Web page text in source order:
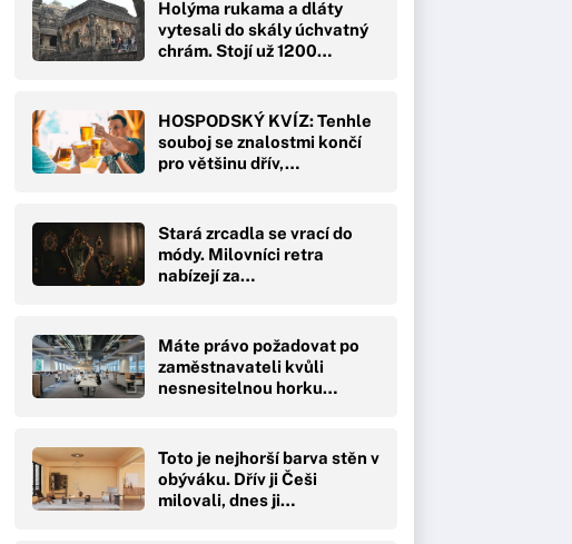
Holýma rukama a dláty
vytesali do skály úchvatný
chrám. Stojí už 1200…
HOSPODSKÝ KVÍZ: Tenhle
souboj se znalostmi končí
pro většinu dřív,…
Stará zrcadla se vrací do
módy. Milovníci retra
nabízejí za…
Máte právo požadovat po
zaměstnavateli kvůli
nesnesitelnou horku…
Toto je nejhorší barva stěn v
obýváku. Dřív ji Češi
milovali, dnes ji…